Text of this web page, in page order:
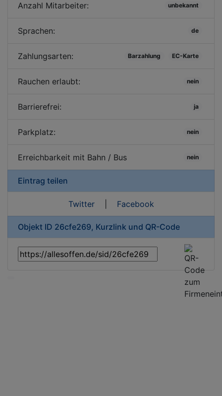
Anzahl Mitarbeiter: unbekannt
Sprachen: de
Zahlungsarten: Barzahlung EC-Karte
Rauchen erlaubt: nein
Barrierefrei: ja
Parkplatz: nein
Erreichbarkeit mit Bahn / Bus nein
Eintrag teilen
Twitter| Facebook
Objekt ID 26cfe269, Kurzlink und QR-Code